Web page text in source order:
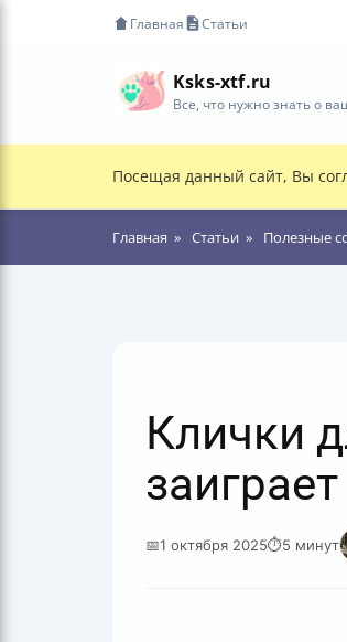
Главная Статьи
Ksks-xtf.ru
Все, что нужно знать о
Посещая данный сайт, Вы
Главная Статьи Полезные
Клички
📅1 октября 2025⏱5 минут